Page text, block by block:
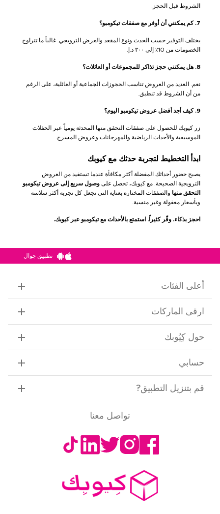
الشروط قبل الحجز.
7. كم يمكنني أن أوفر مع صفقات تيكومبو؟
يختلف التوفير حسب الحدث ونوع المقعد والعرض الترويجي. غالباً ما تتراوح
الخصومات من 10٪ إلى ٣٠٠ د.إ.
8. هل يمكنني حجز تذاكر للمجموعات أو العائلات؟
نعم. العديد من العروض تناسب الحجوزات الجماعية أو العائلية، على الرغم
من أن الشروط قد تنطبق.
9. كيف أجد أفضل عروض تيكومبو اليوم؟
زر كيوبك للحصول على صفقات التحقق منها المحدثة يومياً عبر الحفلات
الموسيقية والأحداث الرياضية والمهرجانات وعروض المسرح.
ابدأ التخطيط لتجربة حدثك مع كيوبك
يصبح حضور أحداثك المفضلة أكثر مكافأة عندما تستفيد من العروض
الترويجية الصحيحة. مع كيوبك، تحصل على وصول سريع إلى عروض تيكومبو
التحقق منها والصفقات المختارة بعناية التي تجعل كل تجربة أكثر سلاسة
وبأسعار معقولة وغير منسية.
احجز بذكاء. وفّر كثيراً. استمتع بالأحداث مع تيكومبو عبر كيوبك.
تطبيق جوال
أعلى الفئات
ارقى الماركات
حول كِيُوبك
حسابي
قم بتنزيل التطبيق?
تواصل معنا